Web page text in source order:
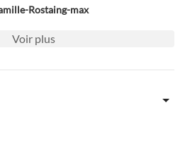
Rostaing-max
Voir plus